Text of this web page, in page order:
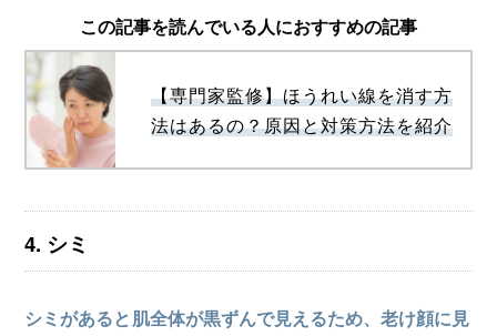
この記事を読んでいる人におすすめの記事
【専門家監修】ほうれい線を消す方
法はあるの？原因と対策方法を紹介
4. シミ
シミがあると肌全体が黒ずんで見えるため、老け顔に見